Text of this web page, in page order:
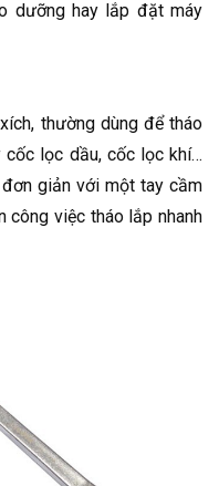
dưỡng hay lắp đặt máy
thường dùng để tháo
cốc lọc dầu, cốc lọc khí…
giản với một tay cầm
công việc tháo lắp nhanh